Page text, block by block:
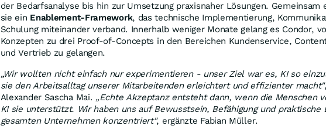
der Bedarfsanalyse bis hin zur Umsetzung praxisnaher Lösungen. Gemeinsam
sie ein Enablement-Framework, das technische Implementierung,
Schulung miteinander verband. Innerhalb weniger Monate gelang es Condor,
Konzepten zu drei Proof-of-Concepts in den Bereichen Kundenservice,
und Vertrieb zu gelangen.
„Wir wollten nicht einfach nur experimentieren - unser Ziel war es, KI so
sie den Arbeitsalltag unserer Mitarbeitenden erleichtert und effizienter macht"
Alexander Sascha Mai. „Echte Akzeptanz entsteht dann, wenn die Menschen
KI sie unterstützt. Wir haben uns auf Bewusstsein, Befähigung und praktische
gesamten Unternehmen konzentriert", ergänzte Fabian Müller.